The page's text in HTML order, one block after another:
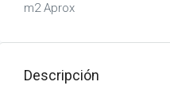
m2 Aprox
Descripción